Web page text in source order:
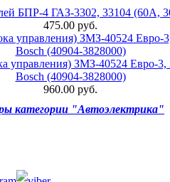
БПР-4 ГАЗ-3302, 33104 (60А,
475.00 руб.
управления) ЗМЗ-40524 Евро-
Bosch (40904-3828000)
960.00 руб.
категории "Автоэлектрика"